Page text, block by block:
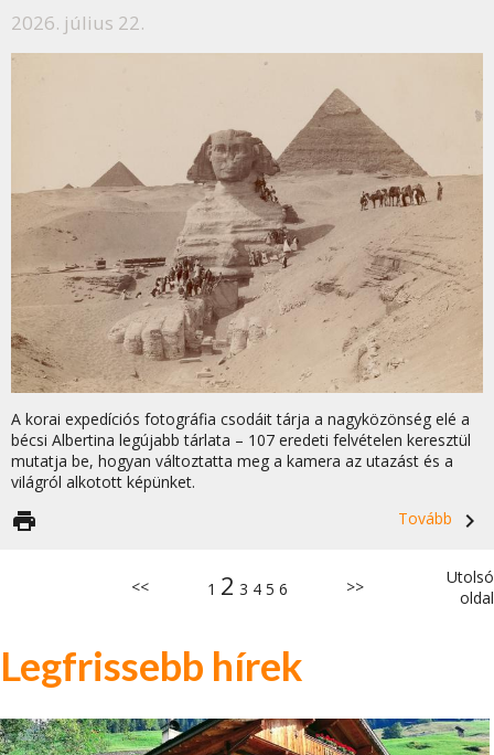
2026. július 22.
A korai expedíciós fotográfia csodáit tárja a nagyközönség elé a
bécsi Albertina legújabb tárlata – 107 eredeti felvételen keresztül
mutatja be, hogyan változtatta meg a kamera az utazást és a
világról alkotott képünket.
Tovább
navigate_next
print
<< 1 2 3 4 5 6 >>
Utolsó
oldal
Legfrissebb hírek